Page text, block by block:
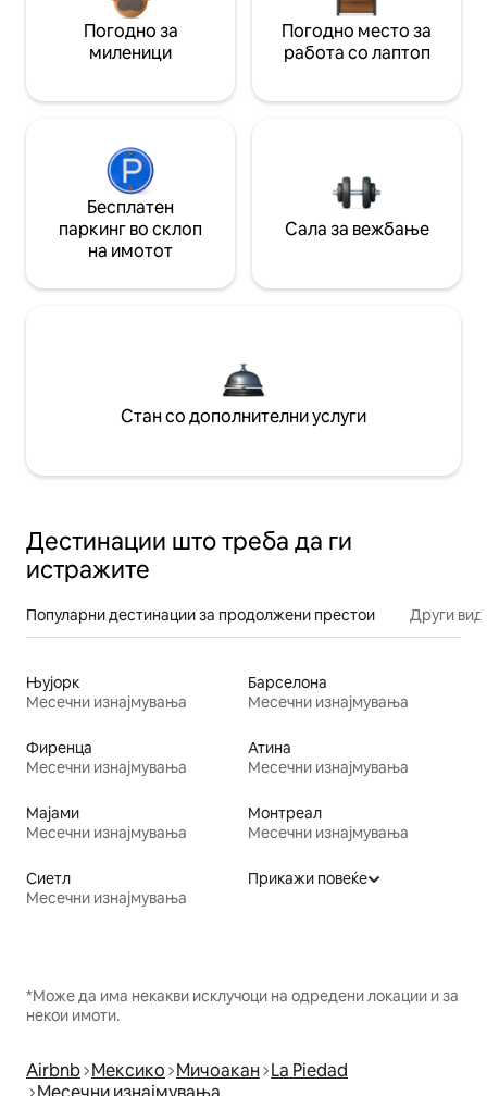
Погодно за
миленици
Погодно место за
работа со лаптоп
Бесплатен
паркинг во склоп
на имотот
Сала за вежбање
Стан со дополнителни услуги
Дестинации што треба да ги
истражите
Популарни дестинации за продолжени престои Други
Њујорк
Месечни изнајмувања
Барселона
Месечни изнајмувања
Фиренца
Месечни изнајмувања
Атина
Месечни изнајмувања
Мајами
Месечни изнајмувања
Монтреал
Месечни изнајмувања
Сиетл
Месечни изнајмувања
Прикажи повеќе
*Може да има некакви исклучоци на одредени локации и за
некои имоти.
Airbnb Мексико Мичоакан La Piedad